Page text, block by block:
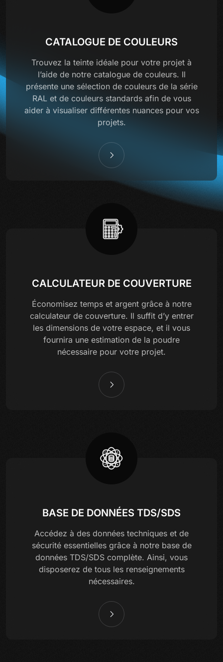
CATALOGUE DE COULEURS
Trouvez la teinte idéale pour votre projet à
l’aide de notre catalogue de couleurs. Il
présente une sélection de couleurs de la série
RAL et de couleurs standards afin de vous
aider à visualiser différentes nuances pour vos
projets.
CALCULATEUR DE COUVERTURE
Économisez temps et argent grâce à notre
calculateur de couverture. Il suffit d’y entrer
les dimensions de votre espace, et il vous
fournira une estimation de la poudre
nécessaire pour votre projet.
BASE DE DONNÉES TDS/SDS
Accédez à des données techniques et de
sécurité essentielles grâce à notre base de
données TDS/SDS complète. Ainsi, vous
disposerez de tous les renseignements
nécessaires.